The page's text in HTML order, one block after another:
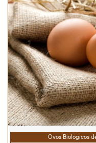
Ovos Biológicos